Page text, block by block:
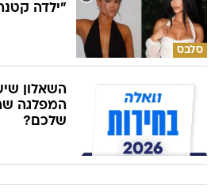
סלבס
"ילדה
השאלון
המפלגה
שלכם?